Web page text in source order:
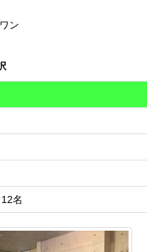
ン
名